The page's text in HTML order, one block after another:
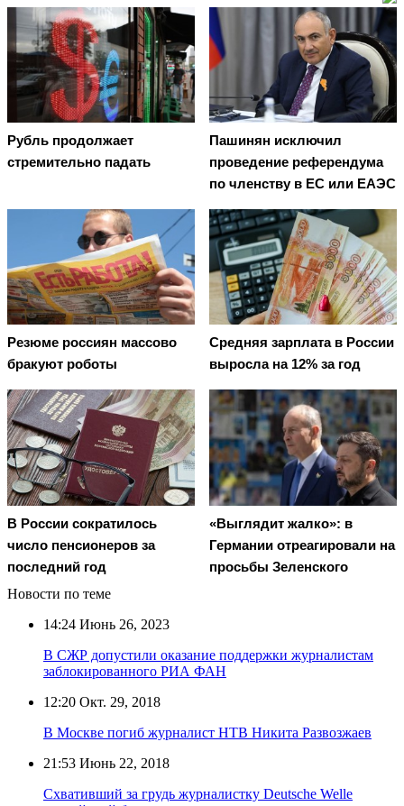
Рубль продолжает
стремительно падать
Пашинян исключил
проведение референдума
по членству в ЕС или ЕАЭС
Резюме россиян массово
бракуют роботы
Средняя зарплата в России
выросла на 12% за год
В России сократилось
число пенсионеров за
последний год
«Выглядит жалко»: в
Германии отреагировали на
просьбы Зеленского
Новости по теме
14:24 Июнь 26, 2023
В СЖР допустили оказание поддержки журналистам
заблокированного РИА ФАН
12:20 Окт. 29, 2018
В Москве погиб журналист НТВ Никита Развозжаев
21:53 Июнь 22, 2018
Схвативший за грудь журналистку Deutsche Welle